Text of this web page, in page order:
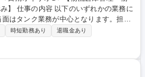
業務に
はタンク業務が中心となります。担当
ます。 ■タンク業務：日清
の保管・搬出入に関するオペレーショ
車への油脂積込、タンクでの受入作
■製品ローリー積込業務日清オイリオ
積み込み作業の管理 ■ドライバーの受
時短勤務あり
退職金あり